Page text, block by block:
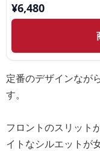
¥6,480
定番のデザインなが
す。
フロントのスリット
イトなシルエットが